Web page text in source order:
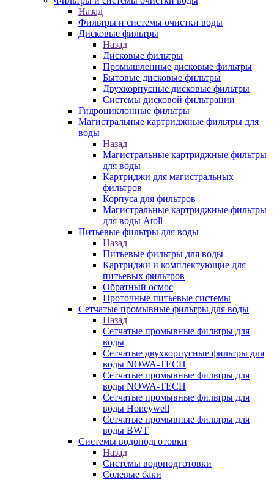
Назад
Фильтры и системы очистки воды
Дисковые фильтры
Назад
Дисковые фильтры
Промышленные дисковые фильтры
Бытовые дисковые фильтры
Двухкорпусные дисковые фильтры
Системы дисковой фильтрации
Гидроциклонные фильтры
Магистральные картриджные фильтры для
воды
Назад
Магистральные картриджные фильтры
для воды
Картриджи для магистральных
фильтров
Корпуса для фильтров
Магистральные картриджные фильтры
для воды Atoll
Питьевые фильтры для воды
Назад
Питьевые фильтры для воды
Картриджи и комплектующие для
питьевых фильтров
Обратный осмос
Проточные питьевые системы
Сетчатые промывные фильтры для воды
Назад
Сетчатые промывные фильтры для
воды
Сетчатые двухкорпусные фильтры для
воды NOWA-TECH
Сетчатые промывные фильтры для
воды NOWA-TECH
Сетчатые промывные фильтры для
воды Honeywell
Сетчатые промывные фильтры для
воды BWT
Системы водоподготовки
Назад
Системы водоподготовки
Солевые баки